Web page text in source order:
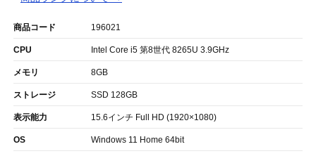
商品コード 196021
CPU Intel Core i5 第8世代 8265U 3.9GHz
メモリ 8GB
ストレージ SSD 128GB
表示能力 15.6インチ Full HD (1920×1080)
OS Windows 11 Home 64bit